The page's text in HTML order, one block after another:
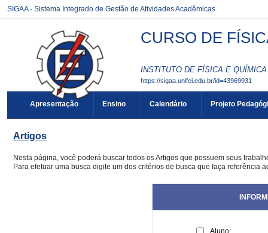
SIGAA - Sistema Integrado de Gestão de Atividades Acadêmicas
CURSO DE
INSTITUTO DE FÍSICA E
https://sigaa.unifei.edu.br/id=43969931
Apresentação Ensino Calendário Projeto
Artigos
Nesta página, você poderá buscar todos os Artigos que possuem seus
Para efetuar uma busca digite um dos critérios de busca que faça referência
Aluno: